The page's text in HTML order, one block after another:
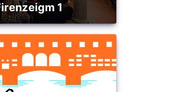
firenzeigm 1